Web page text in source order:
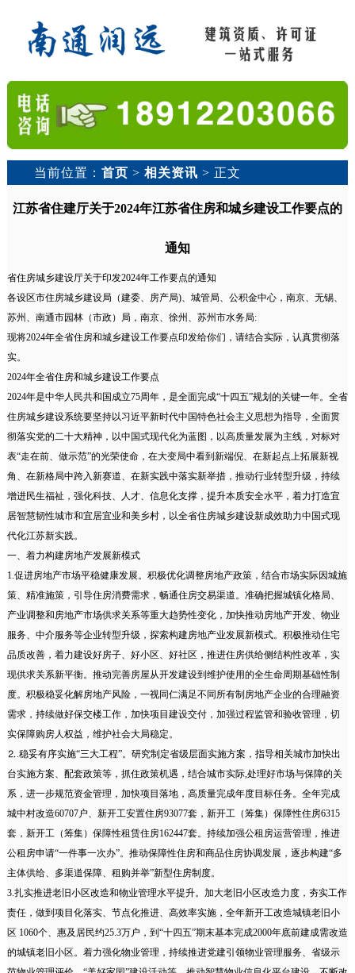
当前位置：首页 >相关资讯 > 正文
江苏省住建厅关于2024年江苏省住房和城乡建设工作要点的
通知
省住房城乡建设厅关于印发2024年工作要点的通知
各设区市住房城乡建设局（建委、房产局)、城管局、公积金中心，南京、无锡、
苏州、南通市园林（市政）局，南京、徐州、苏州市水务局:
现将2024年全省住房和城乡建设工作要点印发给你们，请结合实际，认真贯彻落
实。
2024年全省住房和城乡建设工作要点
2024年是中华人民共和国成立75周年，是全面完成“十四五”规划的关键一年。全省
住房城乡建设系统要坚持以习近平新时代中国特色社会主义思想为指导，全面贯
彻落实党的二十大精神，以中国式现代化为蓝图，以高质量发展为主线，对标对
表“走在前、做示范”的光荣使命，在大变局中看到新端倪、在新起点上拓展新视
角、在新格局中跨入新赛道、在新实践中落实新举措，推动行业转型升级，持续
增进民生福祉，强化科技、人才、信息化支撑，提升本质安全水平，着力打造宜
居智慧韧性城市和宜居宜业和美乡村，以全省住房城乡建设新成效助力中国式现
代化江苏新实践。
一、着力构建房地产发展新模式
1.促进房地产市场平稳健康发展。积极优化调整房地产政策，结合市场实际因城施
策、精准施策，引导住房消费需求，畅通住房交易渠道。准确把握城镇化格局、
产业调整和房地产市场供求关系等重大趋势性变化，加快推动房地产开发、物业
服务、中介服务等企业转型升级，探索构建房地产业发展新模式。积极推动住宅
品质改善，着力建设好房子、好小区、好社区，推进住房供给侧结构性改革，实
现供求关系新平衡。推动完善房屋从开发建设到维护使用的全生命周期基础性制
度。积极稳妥化解房地产风险，一视同仁满足不同所有制房地产企业的合理融资
需求，持续做好保交楼工作，加快项目建设交付，加强过程监管和验收管理，切
实保障购房人权益，维护社会大局稳定。
⒉.稳妥有序实施“三大工程”。研究制定省级层面实施方案，指导相关城市加快出
台实施方案、配套政策等，抓住政策机遇，结合城市实际,处理好市场与保障的关
系，进一步规范资金管理，加快项目落地，高质量完成年度目标任务。全年完成
城中村改造60707户、新开工安置住房93077套，新开工（筹集）保障性住房6315
套，新开工（筹集）保障性租赁住房162447套。持续加强公租房运营管理，推进
公租房申请“一件事一次办”。推动保障性住房和商品住房协调发展，逐步构建“多
主体供给、多渠道保障、租购并举”新型住房制度。
3.扎实推进老旧小区改造和物业管理水平提升。加大老旧小区改造力度，夯实工作
责任，做到项目化落实、节点化推进、高效率实施，全年新开工改造城镇老旧小
区 1060个、惠及居民约25.3万户，到“十四五”期末基本完成2000年底前建成需改造
的城镇老旧小区。着力强化物业管理，持续推进党建引领物业管理服务、省级示